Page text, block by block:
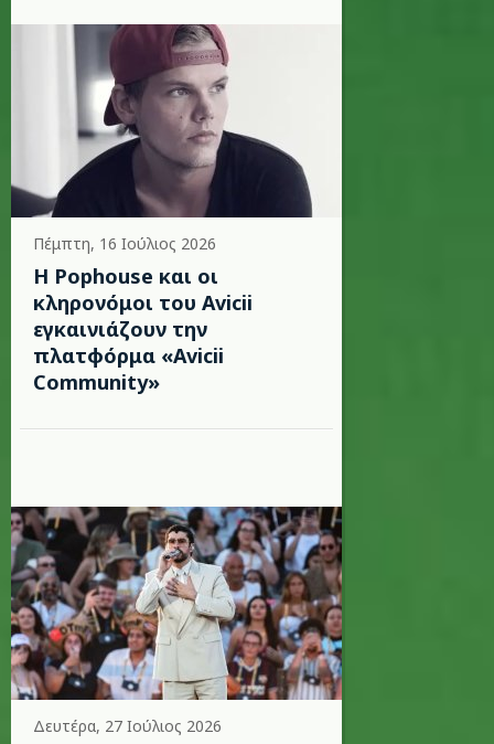
Πέμπτη, 16 Ιούλιος 2026
Η Pophouse και οι
κληρονόμοι του Avicii
εγκαινιάζουν την
πλατφόρμα «Avicii
Community»
Δευτέρα, 27 Ιούλιος 2026